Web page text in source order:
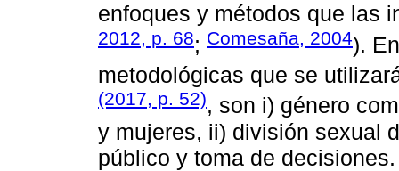
enfoques y métodos que las
2012, p. 68; Comesaña, 2004).
metodológicas que se
(2017, p. 52), son i) género
y mujeres, ii) división sexual
público y toma de decisiones.